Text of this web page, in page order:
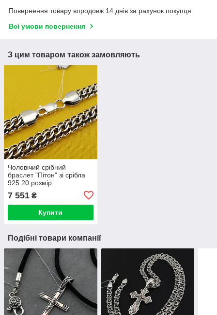
Повернення товару впродовж 14 днів за рахунок покупця
Всі умови повернення
З цим товаром також замовляють
Чоловічий срібний
браслет "Пітон" зі срібла
925 20 розмір
7 551 ₴
Купити
Подібні товари компанії